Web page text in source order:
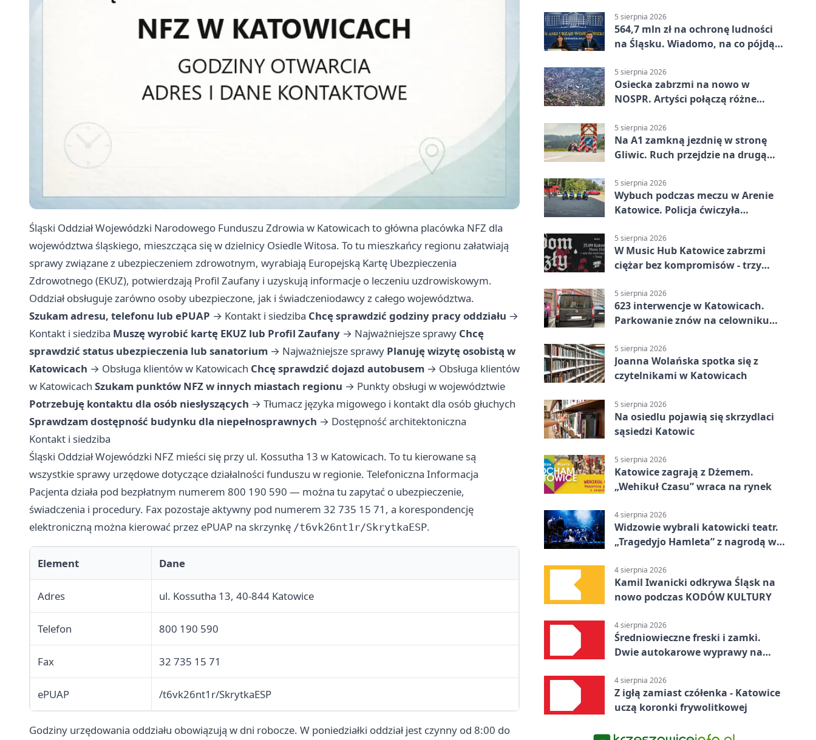
Śląski Oddział Wojewódzki Narodowego Funduszu Zdrowia w Katowicach to główna placówka NFZ dla
województwa śląskiego, mieszcząca się w dzielnicy Osiedle Witosa. To tu mieszkańcy regionu załatwiają
sprawy związane z ubezpieczeniem zdrowotnym, wyrabiają Europejską Kartę Ubezpieczenia
Zdrowotnego (EKUZ), potwierdzają Profil Zaufany i uzyskują informacje o leczeniu uzdrowiskowym.
Oddział obsługuje zarówno osoby ubezpieczone, jak i świadczeniodawcy z całego województwa.
Szukam adresu, telefonu lub ePUAP → Kontakt i siedziba Chcę sprawdzić godziny pracy oddziału →
Kontakt i siedziba Muszę wyrobić kartę EKUZ lub Profil Zaufany → Najważniejsze sprawy Chcę
sprawdzić status ubezpieczenia lub sanatorium → Najważniejsze sprawy Planuję wizytę osobistą w
Katowicach → Obsługa klientów w Katowicach Chcę sprawdzić dojazd autobusem → Obsługa klientów
w Katowicach Szukam punktów NFZ w innych miastach regionu → Punkty obsługi w województwie
Potrzebuję kontaktu dla osób niesłyszących → Tłumacz języka migowego i kontakt dla osób głuchych
Sprawdzam dostępność budynku dla niepełnosprawnych → Dostępność architektoniczna
Kontakt i siedziba
Śląski Oddział Wojewódzki NFZ mieści się przy ul. Kossutha 13 w Katowicach. To tu kierowane są
wszystkie sprawy urzędowe dotyczące działalności funduszu w regionie. Telefoniczna Informacja
Pacjenta działa pod bezpłatnym numerem 800 190 590 — można tu zapytać o ubezpieczenie,
świadczenia i procedury. Fax pozostaje aktywny pod numerem 32 735 15 71, a korespondencję
elektroniczną można kierować przez ePUAP na skrzynkę /t6vk26nt1r/SkrytkaESP.
Element Dane
Adres ul. Kossutha 13, 40-844 Katowice
Telefon 800 190 590
Fax 32 735 15 71
ePUAP /t6vk26nt1r/SkrytkaESP
Godziny urzędowania oddziału obowiązują w dni robocze. W poniedziałki oddział jest czynny od 8:00 do
5 sierpnia 2026
564,7 mln zł na ochronę ludności
na Śląsku. Wiadomo, na co pójdą
5 sierpnia 2026
Osiecka zabrzmi na nowo w
NOSPR. Artyści połączą różne
5 sierpnia 2026
Na A1 zamkną jezdnię w stronę
Gliwic. Ruch przejdzie na drugą
5 sierpnia 2026
Wybuch podczas meczu w Arenie
Katowice. Policja ćwiczyła
5 sierpnia 2026
W Music Hub Katowice zabrzmi
ciężar bez kompromisów - trzy
5 sierpnia 2026
623 interwencje w Katowicach.
Parkowanie znów na celowniku
5 sierpnia 2026
Joanna Wolańska spotka się z
czytelnikami w Katowicach
5 sierpnia 2026
Na osiedlu pojawią się skrzydlaci
sąsiedzi Katowic
5 sierpnia 2026
Katowice zagrają z Dżemem.
„Wehikuł Czasu” wraca na rynek
4 sierpnia 2026
Widzowie wybrali katowicki teatr.
„Tragedyjo Hamleta” z nagrodą w
4 sierpnia 2026
Kamil Iwanicki odkrywa Śląsk na
nowo podczas KODÓW KULTURY
4 sierpnia 2026
Średniowieczne freski i zamki.
Dwie autokarowe wyprawy na
4 sierpnia 2026
Z igłą zamiast czółenka - Katowice
uczą koronki frywolitkowej